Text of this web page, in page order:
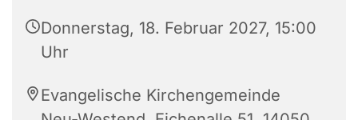
Donnerstag, 18. Februar 2027, 15:00
Uhr
Evangelische Kirchengemeinde